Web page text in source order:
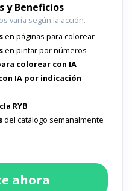
y Beneficios
varía según la acción.
en páginas para colorear
en pintar por números
colorear con IA
IA por indicación
RYB
del catálogo semanalmente
ahora